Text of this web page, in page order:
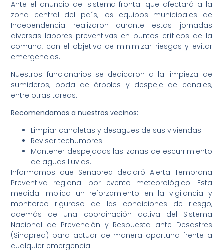
Ante el anuncio del sistema frontal que afectará a la
zona central del país, los equipos municipales de
Independencia realizaron durante estas jornadas
diversas labores preventivas en puntos críticos de la
comuna, con el objetivo de minimizar riesgos y evitar
emergencias.
Nuestros funcionarios se dedicaron a la limpieza de
sumideros, poda de árboles y despeje de canales,
entre otras tareas.
Recomendamos a nuestros vecinos:
Limpiar canaletas y desagües de sus viviendas.
Revisar techumbres.
Mantener despejadas las zonas de escurrimiento
de aguas lluvias.
Informamos que Senapred declaró Alerta Temprana
Preventiva regional por evento meteorológico. Esta
medida implica un reforzamiento en la vigilancia y
monitoreo riguroso de las condiciones de riesgo,
además de una coordinación activa del Sistema
Nacional de Prevención y Respuesta ante Desastres
(Sinapred) para actuar de manera oportuna frente a
cualquier emergencia.